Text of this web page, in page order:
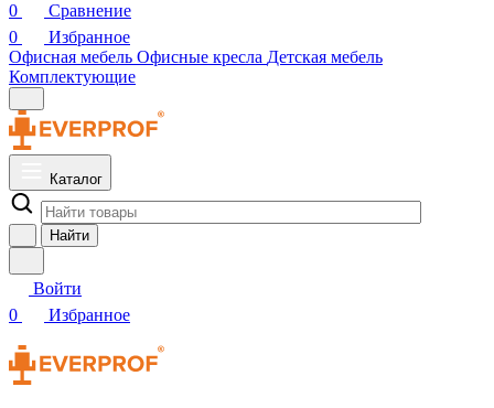
0
Сравнение
0
Избранное
Офисная мебель Офисные кресла Детская мебель
Комплектующие
Каталог
Найти
Войти
0
Избранное